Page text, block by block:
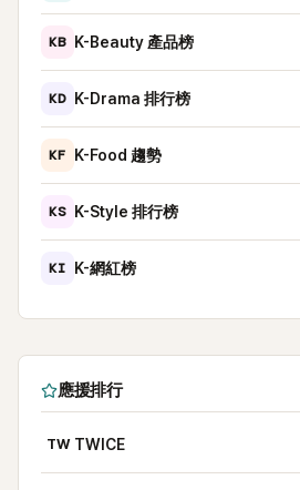
KB K-Beauty 產品榜
KD K-Drama 排行榜
KF K-Food 趨勢
KS K-Style 排行榜
KI K-網紅榜
應援排行
TW TWICE